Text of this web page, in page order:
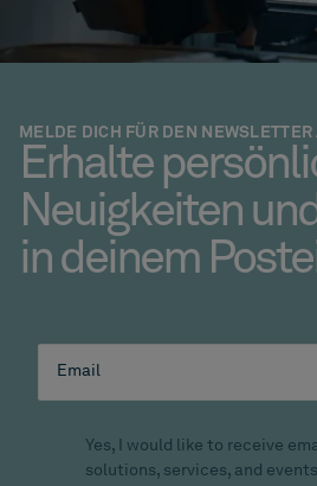
MELDE DICH FÜR DEN NEWSLETTER
Erhalte
Neuigkeiten
in deinem